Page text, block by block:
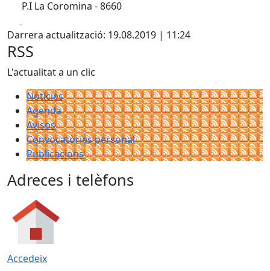
P.I La Coromina - 8660
Darrera actualització: 19.08.2019 | 11:24
RSS
L'actualitat a un clic
Notícies
Agenda
Avisos
Convocatòries personal
Publicacions
Adreces i telèfons
Accedeix